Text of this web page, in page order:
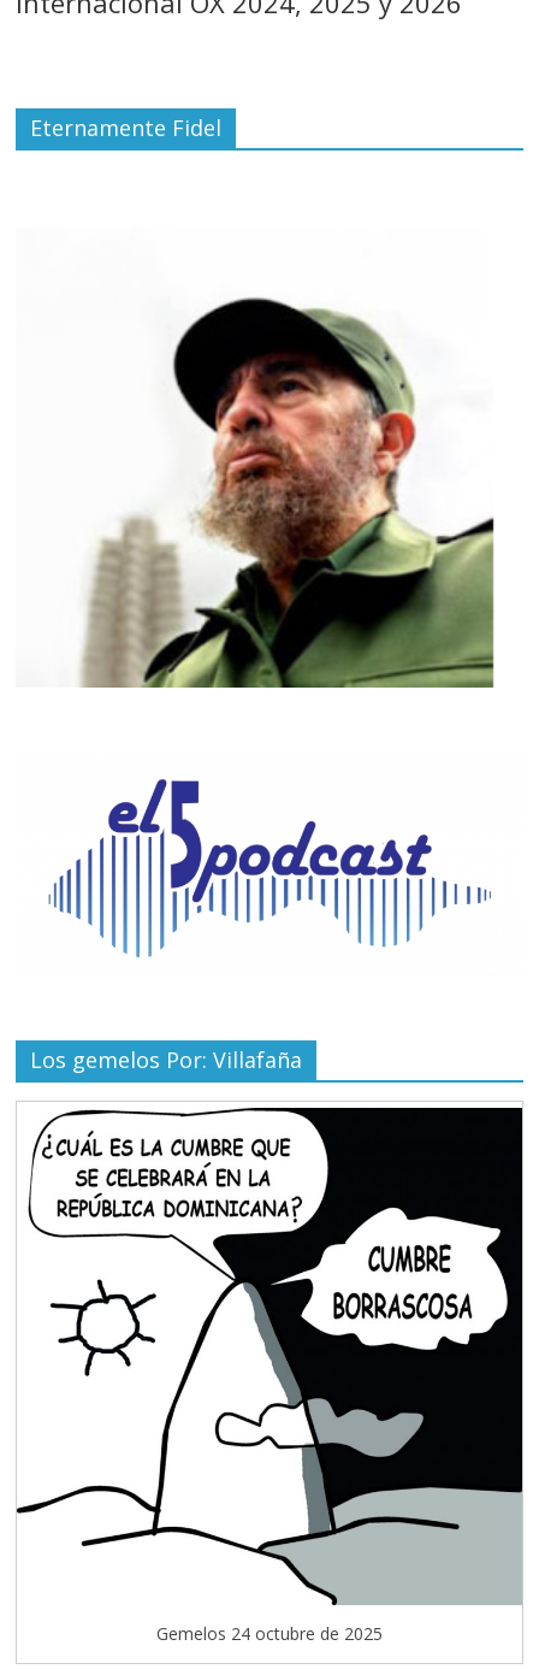
Eternamente Fidel
Los gemelos Por: Villafaña
Gemelos 24 octubre de 2025